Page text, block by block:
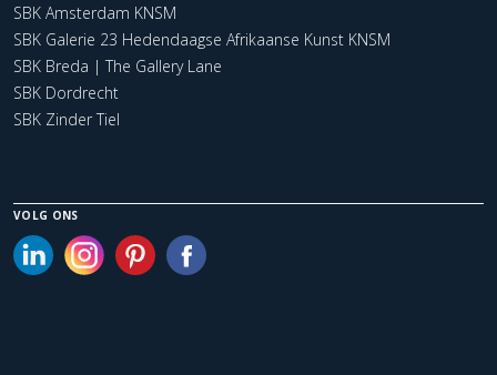
SBK Amsterdam KNSM
SBK Galerie 23 Hedendaagse Afrikaanse Kunst KNSM
SBK Breda | The Gallery Lane
SBK Dordrecht
SBK Zinder Tiel
VOLG ONS